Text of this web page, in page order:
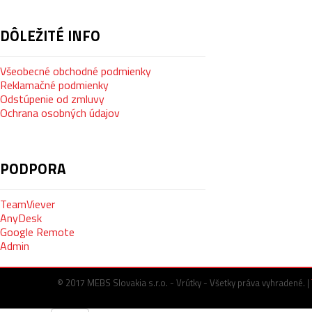
DÔLEŽITÉ INFO
Všeobecné obchodné podmienky
Reklamačné podmienky
Odstúpenie od zmluvy
Ochrana osobných údajov
PODPORA
TeamViever
AnyDesk
Google Remote
Admin
© 2017 MEBS Slovakia s.r.o. - Vrútky - Všetky práva vyhradené. |